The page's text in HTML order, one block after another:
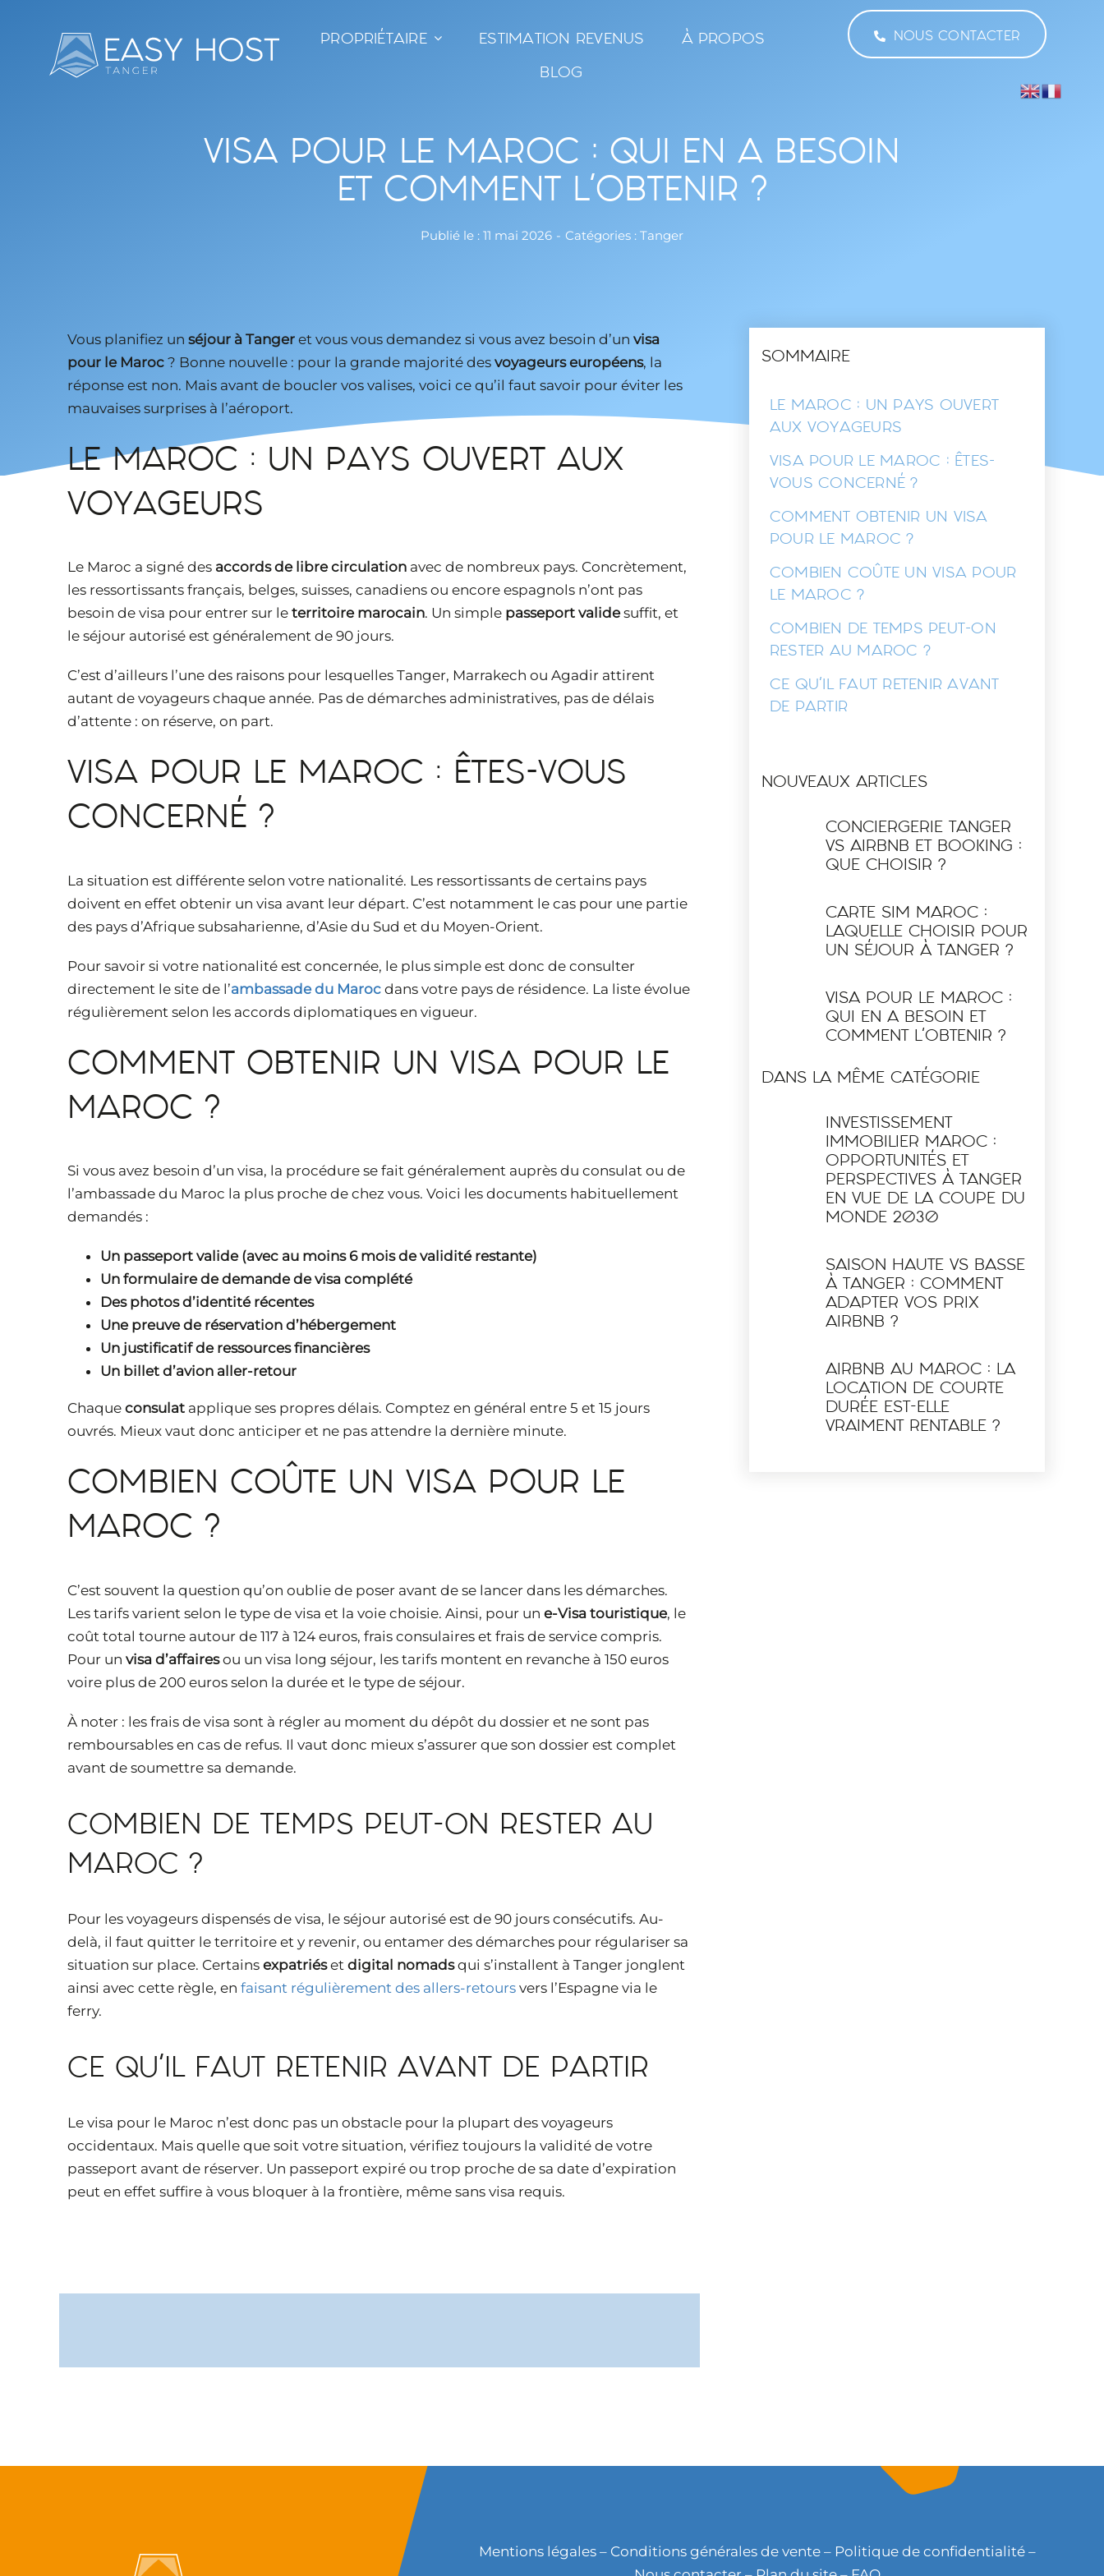
contenu
PROPRIÉTAIRE ESTIMATION REVENUS
À PROPOS
BLOG
NOUS CONTACTER
VISA POUR LE MAROC : QUI EN A BESOIN
ET COMMENT L’OBTENIR ?
Publié le : 11 mai 2026 - Catégories : Tanger
Vous planifiez un séjour à Tanger et vous vous demandez si vous avez besoin d’un visa
pour le Maroc ? Bonne nouvelle : pour la grande majorité des voyageurs européens, la
réponse est non. Mais avant de boucler vos valises, voici ce qu’il faut savoir pour éviter les
mauvaises surprises à l’aéroport.
LE MAROC : UN PAYS OUVERT AUX
VOYAGEURS
Le Maroc a signé des accords de libre circulation avec de nombreux pays. Concrètement,
les ressortissants français, belges, suisses, canadiens ou encore espagnols n’ont pas
besoin de visa pour entrer sur le territoire marocain. Un simple passeport validesuffit, et
le séjour autorisé est généralement de 90 jours.
C’est d’ailleurs l’une des raisons pour lesquelles Tanger, Marrakech ou Agadir attirent
autant de voyageurs chaque année. Pas de démarches administratives, pas de délais
d’attente : on réserve, on part.
VISA POUR LE MAROC : ÊTES-VOUS
CONCERNÉ ?
La situation est différente selon votre nationalité. Les ressortissants de certains pays
doivent en effet obtenir un visa avant leur départ. C’est notamment le cas pour une partie
des pays d’Afrique subsaharienne, d’Asie du Sud et du Moyen-Orient.
Pour savoir si votre nationalité est concernée, le plus simple est donc de consulter
directement le site de l’ambassade du Maroc dans votre pays de résidence. La liste évolue
régulièrement selon les accords diplomatiques en vigueur.
COMMENT OBTENIR UN VISA POUR LE
MAROC ?
Si vous avez besoin d’un visa, la procédure se fait généralement auprès du consulat ou de
l’ambassade du Maroc la plus proche de chez vous. Voici les documents habituellement
demandés :
Un passeport valide (avec au moins 6 mois de validité restante)
Un formulaire de demande de visa complété
Des photos d’identité récentes
Une preuve de réservation d’hébergement
Un justificatif de ressources financières
Un billet d’avion aller-retour
Chaque consulat applique ses propres délais. Comptez en général entre 5 et 15 jours
ouvrés. Mieux vaut donc anticiper et ne pas attendre la dernière minute.
COMBIEN COÛTE UN VISA POUR LE
MAROC ?
C’est souvent la question qu’on oublie de poser avant de se lancer dans les démarches.
Les tarifs varient selon le type de visa et la voie choisie. Ainsi, pour un e-Visa touristique, le
coût total tourne autour de 117 à 124 euros, frais consulaires et frais de service compris.
Pour un visa d’affairesou un visa long séjour, les tarifs montent en revanche à 150 euros
voire plus de 200 euros selon la durée et le type de séjour.
À noter : les frais de visa sont à régler au moment du dépôt du dossier et ne sont pas
remboursables en cas de refus. Il vaut donc mieux s’assurer que son dossier est complet
avant de soumettre sa demande.
COMBIEN DE TEMPS PEUT-ON RESTER AU
MAROC ?
Pour les voyageurs dispensés de visa, le séjour autorisé est de 90 jours consécutifs. Au-
delà, il faut quitter le territoire et y revenir, ou entamer des démarches pour régulariser sa
situation sur place. Certains expatriéset digital nomadsqui s’installent à Tanger jonglent
ainsi avec cette règle, en faisant régulièrement des allers-retours vers l’Espagne via le
ferry.
CE QU’IL FAUT RETENIR AVANT DE PARTIR
Le visa pour le Maroc n’est donc pas un obstacle pour la plupart des voyageurs
occidentaux. Mais quelle que soit votre situation, vérifiez toujours la validité de votre
passeport avant de réserver. Un passeport expiré ou trop proche de sa date d’expiration
peut en effet suffire à vous bloquer à la frontière, même sans visa requis.
SOMMAIRE
LE MAROC : UN PAYS OUVERT
AUX VOYAGEURS
VISA POUR LE MAROC : ÊTES-
VOUS CONCERNÉ ?
COMMENT OBTENIR UN VISA
POUR LE MAROC ?
COMBIEN COÛTE UN VISA POUR
LE MAROC ?
COMBIEN DE TEMPS PEUT-ON
RESTER AU MAROC ?
CE QU’IL FAUT RETENIR AVANT
DE PARTIR
NOUVEAUX ARTICLES
CONCIERGERIE TANGER
VS AIRBNB ET BOOKING :
QUE CHOISIR ?
CARTE SIM MAROC :
LAQUELLE CHOISIR POUR
UN SÉJOUR À TANGER ?
VISA POUR LE MAROC :
QUI EN A BESOIN ET
COMMENT L’OBTENIR ?
DANS LA MÊME CATÉGORIE
INVESTISSEMENT
IMMOBILIER MAROC :
OPPORTUNITÉS ET
PERSPECTIVES À TANGER
EN VUE DE LA COUPE DU
MONDE 2030
SAISON HAUTE VS BASSE
À TANGER : COMMENT
ADAPTER VOS PRIX
AIRBNB ?
AIRBNB AU MAROC : LA
LOCATION DE COURTE
DURÉE EST-ELLE
VRAIMENT RENTABLE ?
Mentions légales– Conditions générales de vente– Politique de confidentialité–